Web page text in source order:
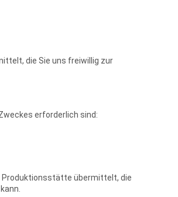
die Sie uns freiwillig zur
erforderlich sind:
Produktionsstätte übermittelt, die